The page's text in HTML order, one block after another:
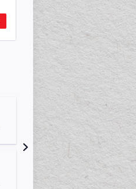
от 8 500 ₽ Купить
Римско-
г.
Храм
г.